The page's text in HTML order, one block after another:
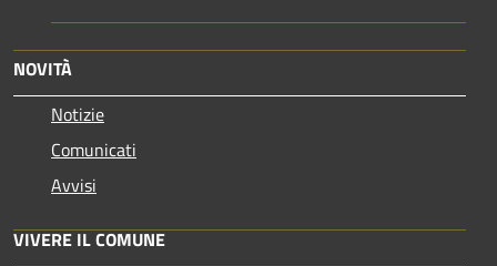
NOVITÀ
Notizie
Comunicati
Avvisi
VIVERE IL COMUNE